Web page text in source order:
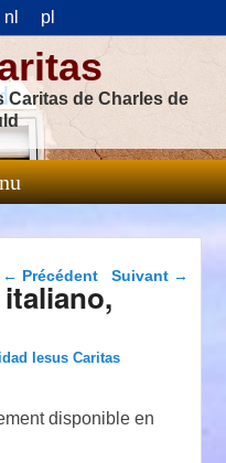
nl pl
Caritas de Charles de
Navigation dans les
← Précédent Suivant →
Iesus Caritas
disponible en